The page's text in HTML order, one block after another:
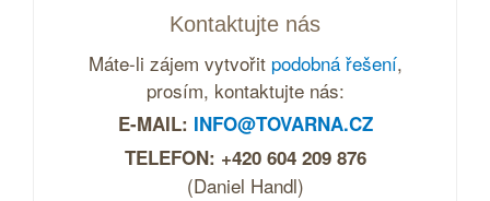
Kontaktujte nás
Máte-li zájem vytvořit podobná řešení,
prosím, kontaktujte nás:
E-MAIL: INFO@TOVARNA.CZ
TELEFON: +420 604 209 876
(Daniel Handl)